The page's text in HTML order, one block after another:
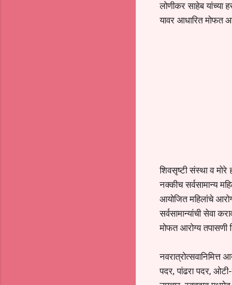
लोणीकर साहेब यांच्या
यावर आधारित मोफत
शिवसृष्टी संस्था व मोरे
नक्कीच सर्वसामान्य
आयोजित महिलांचे
सर्वसामान्यांची सेवा
मोफत आरोग्य तपासणी
नवरात्रोत्सवानिमित्त
पदर, पांढरा पदर,